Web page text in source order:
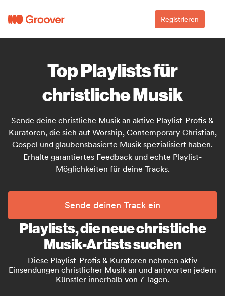
Registrieren
Top Playlists für
christliche Musik
Sende deine christliche Musik an aktive Playlist-Profis &
Kuratoren, die sich auf Worship, Contemporary Christian,
Gospel und glaubensbasierte Musik spezialisiert haben.
Erhalte garantiertes Feedback und echte Playlist-
Möglichkeiten für deine Tracks.
Sende deinen Track ein
Playlists, die neue christliche
Musik-Artists suchen
Diese Playlist-Profis & Kuratoren nehmen aktiv
Einsendungen christlicher Musik an und antworten jedem
Künstler innerhalb von 7 Tagen.